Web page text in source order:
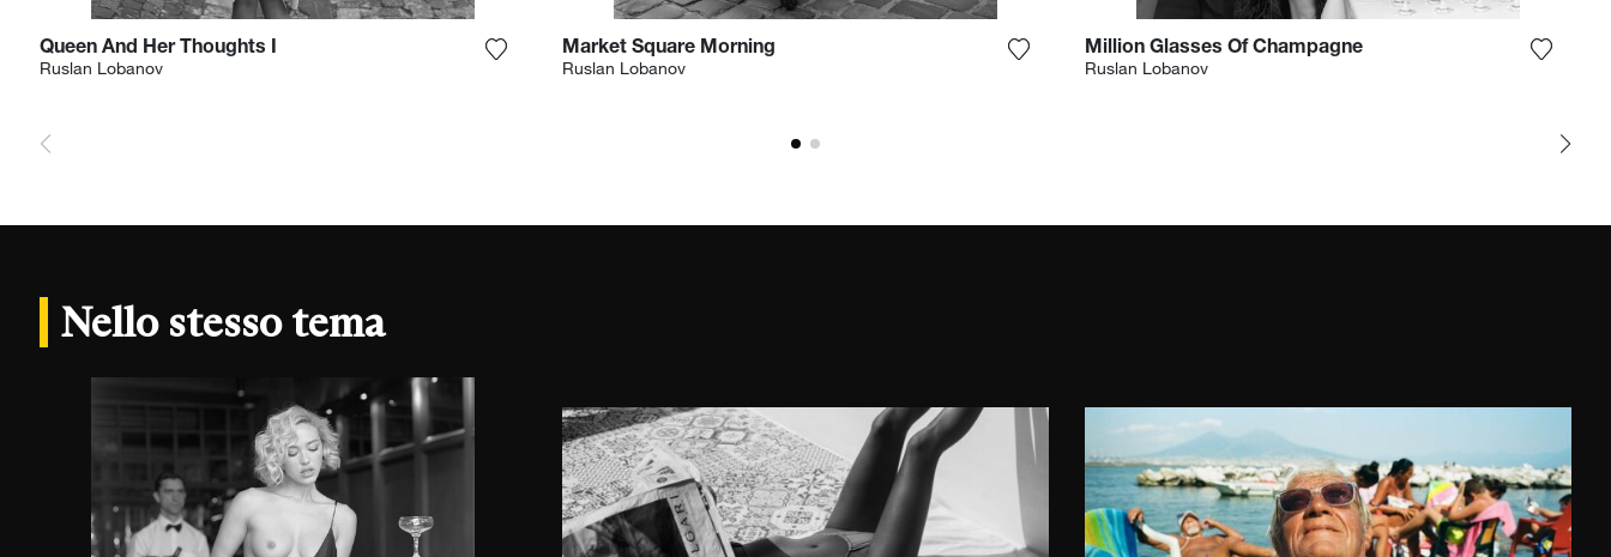
Queen And Her Thoughts I
Ruslan Lobanov Aggiungi la fotografia alla mia lista dei desideri
Market Square Morning
Ruslan Lobanov Aggiungi la fotografia alla mia lista dei desideri
Million Glasses Of Champagne
Ruslan Lobanov
Nello stesso tema